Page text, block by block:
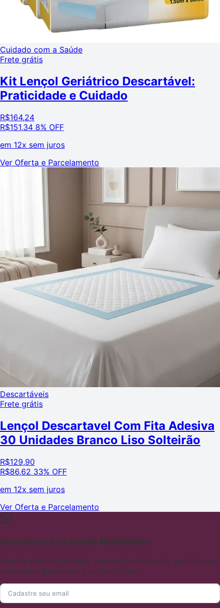
Cuidado com a Saúde
Frete grátis
Kit Lençol Geriátrico Descartável:
Praticidade e Cuidado
R$164,24
R$151,34 8% OFF
em 12x sem juros
Ver Oferta e Parcelamento
Descartáveis
Frete grátis
Lençol Descartavel Com Fita Adesiva
30 Unidades Branco Liso Solteirão
R$129,90
R$86,62 33% OFF
em 12x sem juros
Ver Oferta e Parcelamento
Inscreva-se na nossa Newsletter!
Receba ofertas incríveis, cupons de desconto exclusivos e
novidades diretamente no seu e-mail.